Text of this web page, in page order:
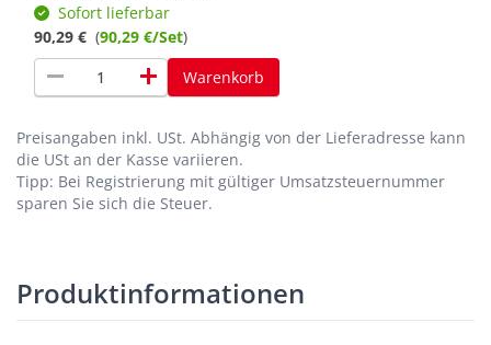
Sofort lieferbar
90,29 € (90,29 €/Set)
remove add Warenkorb
Preisangaben inkl. USt. Abhängig von der Lieferadresse kann
die USt an der Kasse variieren.
Tipp: Bei Registrierung mit gültiger Umsatzsteuernummer
sparen Sie sich die Steuer.
Produktinformationen